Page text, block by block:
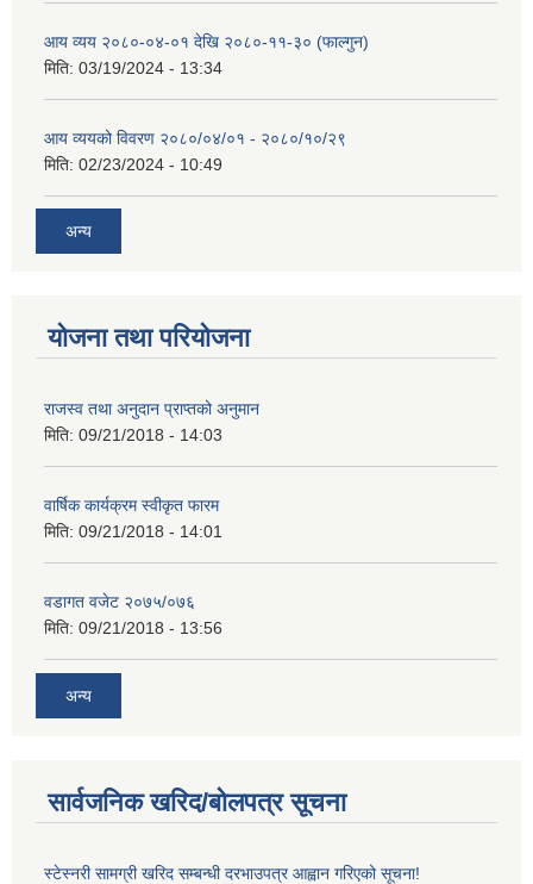
आय व्यय २०८०-०४-०१ देखि २०८०-११-३० (फाल्गुन)
मिति: 03/19/2024 - 13:34
आय व्ययको विवरण २०८०/०४/०१ - २०८०/१०/२९
मिति: 02/23/2024 - 10:49
अन्य
योजना तथा परियोजना
राजस्व तथा अनुदान प्राप्तको अनुमान
मिति: 09/21/2018 - 14:03
वार्षिक कार्यक्रम स्वीकृत फारम
मिति: 09/21/2018 - 14:01
वडागत वजेट २०७५/०७६
मिति: 09/21/2018 - 13:56
अन्य
सार्वजनिक खरिद/बोलपत्र सूचना
स्टेस्नरी सामग्री खरिद सम्बन्धी दरभाउपत्र आह्वान गरिएको सूचना!